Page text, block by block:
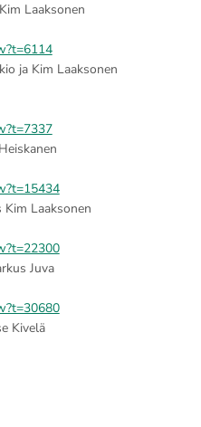
Laaksonen
ja Kim Laaksonen
Laaksonen
Juva
Kivelä